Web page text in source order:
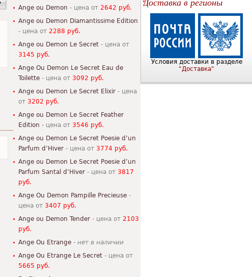
Ange ou Demon - цена от 2642 руб.
Ange ou Demon Diamantissime Edition
- цена от 2288 руб.
Ange ou Demon Le Secret - цена от
3145 руб.
Ange Ou Demon Le Secret Eau de
Toilette - цена от 3092 руб.
Ange ou Demon Le Secret Elixir - цена
от 3202 руб.
Ange ou Demon Le Secret Feather
Edition - цена от 3546 руб.
Ange ou Demon Le Secret Poesie d’un
Parfum d’Hiver - цена от 3774 руб.
Ange ou Demon Le Secret Poesie d’un
Parfum Santal d’Hiver - цена от 3817
руб.
Ange Ou Demon Pampille Precieuse -
цена от 3407 руб.
Ange ou Demon Tender - цена от 2103
руб.
Ange Ou Etrange - нет в наличии
Ange Ou Etrange Le Secret - цена от
5665 руб.
Условия доставки в разделе
"Доставка"